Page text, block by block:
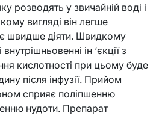
розводять у звичайній воді і
вигляді він легше
швидше діяти. Швидкому
ін ‘єкції з
кислотності при цьому буде
після інфузії. Прийом
сприяє поліпшенню
нудоти. Препарат